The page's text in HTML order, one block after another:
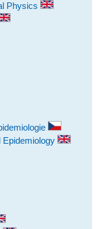
Physics
Epidemiology